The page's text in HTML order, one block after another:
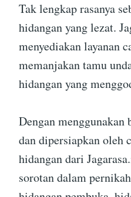
Tak lengkap rasanya
hidangan yang lezat.
menyediakan layanan
memanjakan tamu
hidangan yang
Dengan menggunakan
dan dipersiapkan oleh
hidangan dari
sorotan dalam